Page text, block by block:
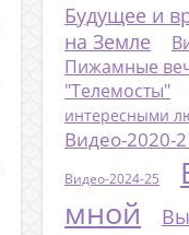
Будущее и
на Земле
Пижамные
"Телемосты"
интересными
Видео-2020-
Видео-2024-25
мной